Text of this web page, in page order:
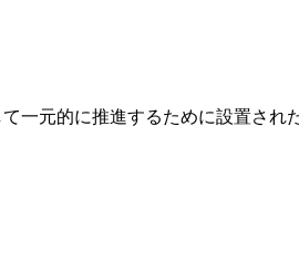
一元的に推進するために設置され